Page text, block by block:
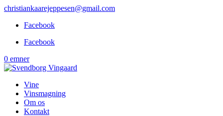
christiankaarejeppesen@gmail.com
Facebook
Facebook
0 emner
Vine
Vinsmagning
Om os
Kontakt